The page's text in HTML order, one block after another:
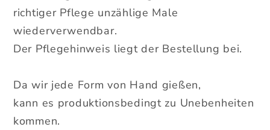
richtiger Pflege unzählige Male
wiederverwendbar.
Der Pflegehinweis liegt der Bestellung bei.
Da wir jede Form von Hand gießen,
kann es produktionsbedingt zu Unebenheiten
kommen.